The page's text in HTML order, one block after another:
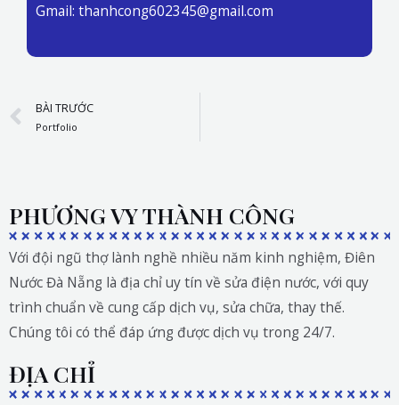
Gmail: thanhcong602345@gmail.com
Prev
BÀI TRƯỚC
Portfolio
PHƯƠNG VY THÀNH CÔNG
Với đội ngũ thợ lành nghề nhiều năm kinh nghiệm, Điên
Nước Đà Nẵng là địa chỉ uy tín về sửa điện nước, với quy
trình chuẩn về cung cấp dịch vụ, sửa chữa, thay thế.
Chúng tôi có thể đáp ứng được dịch vụ trong 24/7.
ĐỊA CHỈ